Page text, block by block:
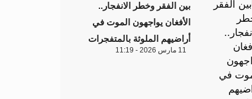
بين الفقر وخطر الانفجار..
الأفغان يواجهون الموت في
أراضيهم الملوثة بالمتفجرات
11 مارس 2026 - 11:19